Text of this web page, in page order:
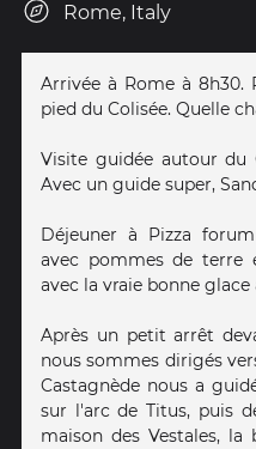
Rome, Italy
Arrivée à Rome à 8h30.
pied du Colisée. Quelle
Visite guidée autour du
Avec un guide super,
Déjeuner à Pizza
avec pommes de terre
avec la vraie bonne glace
Après un petit arrêt
nous sommes dirigés
Castagnède nous a
sur l'arc de Titus, puis
maison des Vestales,